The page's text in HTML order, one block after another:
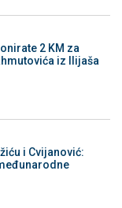
2 KM za
iz Ilijaša
i Cvijanović: